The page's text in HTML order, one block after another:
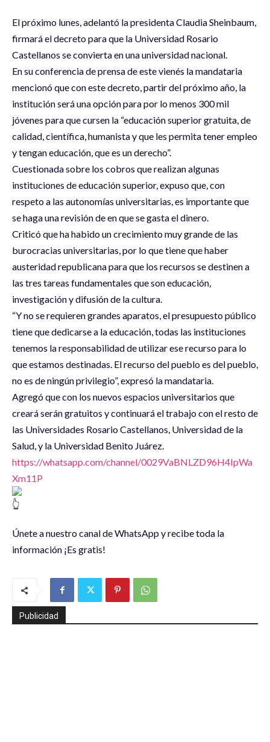
El próximo lunes, adelantó la presidenta Claudia Sheinbaum,
firmará el decreto para que la Universidad Rosario
Castellanos se convierta en una universidad nacional.
En su conferencia de prensa de este vienés la mandataria
mencionó que con este decreto, partir del próximo año, la
institución será una opción para por lo menos 300 mil
jóvenes para que cursen la “educación superior gratuita, de
calidad, científica, humanista y que les permita tener empleo
y tengan educación, que es un derecho”.
Cuestionada sobre los cobros que realizan algunas
instituciones de educación superior, expuso que, con
respeto a las autonomías universitarias, es importante que
se haga una revisión de en que se gasta el dinero.
Criticó que ha habido un crecimiento muy grande de las
burocracias universitarias, por lo que tiene que haber
austeridad republicana para que los recursos se destinen a
las tres tareas fundamentales que son educación,
investigación y difusión de la cultura.
“Y no se requieren grandes aparatos, el presupuesto público
tiene que dedicarse a la educación, todas las instituciones
tenemos la responsabilidad de utilizar ese recurso para lo
que estamos destinadas. El recurso del pueblo es del pueblo,
no es de ningún privilegio”, expresó la mandataria.
Agregó que con los nuevos espacios universitarios que
creará serán gratuitos y continuará el trabajo con el resto de
las Universidades Rosario Castellanos, Universidad de la
Salud, y la Universidad Benito Juárez.
https://whatsapp.com/channel/0029VaBNLZD96H4IpWa
Xm11P
Únete a nuestro canal de WhatsApp y recibe toda la
información ¡Es gratis!
Publicidad